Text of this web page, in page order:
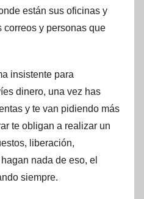
están sus oficinas y
correos y personas que
insistente para
dinero, una vez has
y te van pidiendo más
te obligan a realizar un
liberación,
nada de eso, el
siempre.